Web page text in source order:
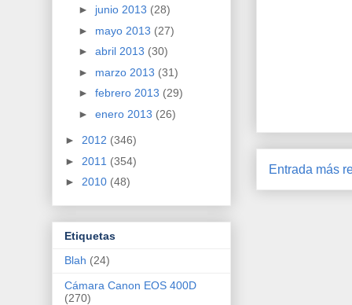
Entrada más
► junio 2013 (28)
► mayo 2013 (27)
► abril 2013 (30)
► marzo 2013 (31)
► febrero 2013 (29)
► enero 2013 (26)
► 2012 (346)
► 2011 (354)
► 2010 (48)
Etiquetas
Blah (24)
Cámara Canon EOS 400D
(270)